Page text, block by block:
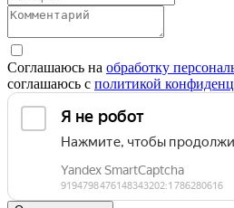
Соглашаюсь на обработку
соглашаюсь c политикой